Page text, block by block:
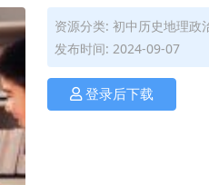
资源分类: 初中历史地理政
发布时间: 2024-09-07
登录后下载